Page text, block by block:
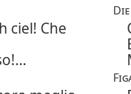
ciel! Che